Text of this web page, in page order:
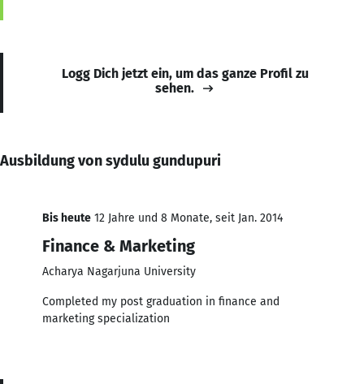
Logg Dich jetzt ein, um das ganze Profil zu
sehen.
Ausbildung von sydulu gundupuri
Bis heute 12 Jahre und 8 Monate, seit Jan. 2014
Finance & Marketing
Acharya Nagarjuna University
Completed my post graduation in finance and
marketing specialization